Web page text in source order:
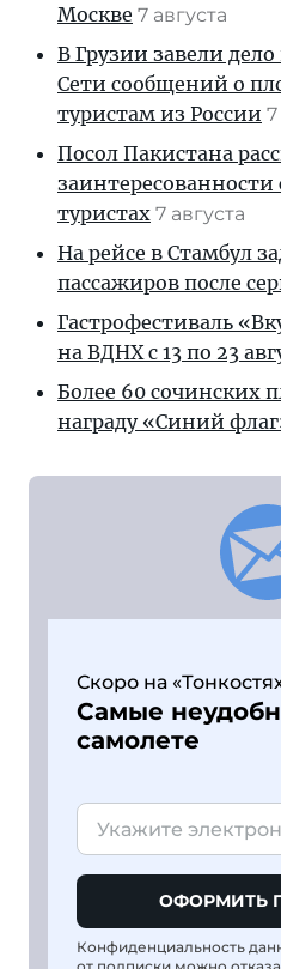
Москве 7 августа
В Грузии завели
Сети сообщений о
туристам из России 7
Посол Пакистана
туристах 7 августа
На рейсе в Стамбул
пассажиров после
Гастрофестиваль
на ВДНХ с 13 по 23
Более 60 сочинских
награду «Синий
Скоро на
Самые
самолете
ОФОРМИТЬ
Конфиденциальность